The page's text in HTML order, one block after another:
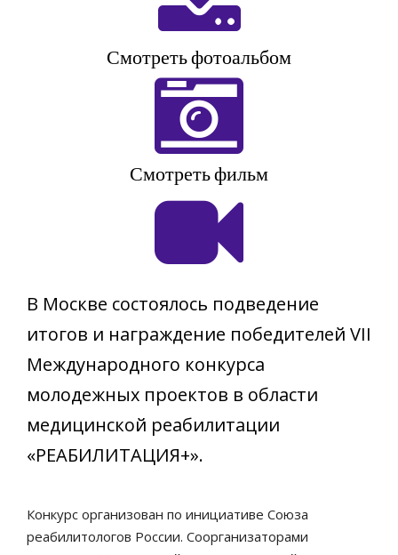
Смотреть фотоальбом
Смотреть фильм
В Москве состоялось подведение
итогов и награждение победителей VII
Международного конкурса
молодежных проектов в области
медицинской реабилитации
«РЕАБИЛИТАЦИЯ+».
Конкурс организован по инициативе Союза
реабилитологов России. Соорганизаторами